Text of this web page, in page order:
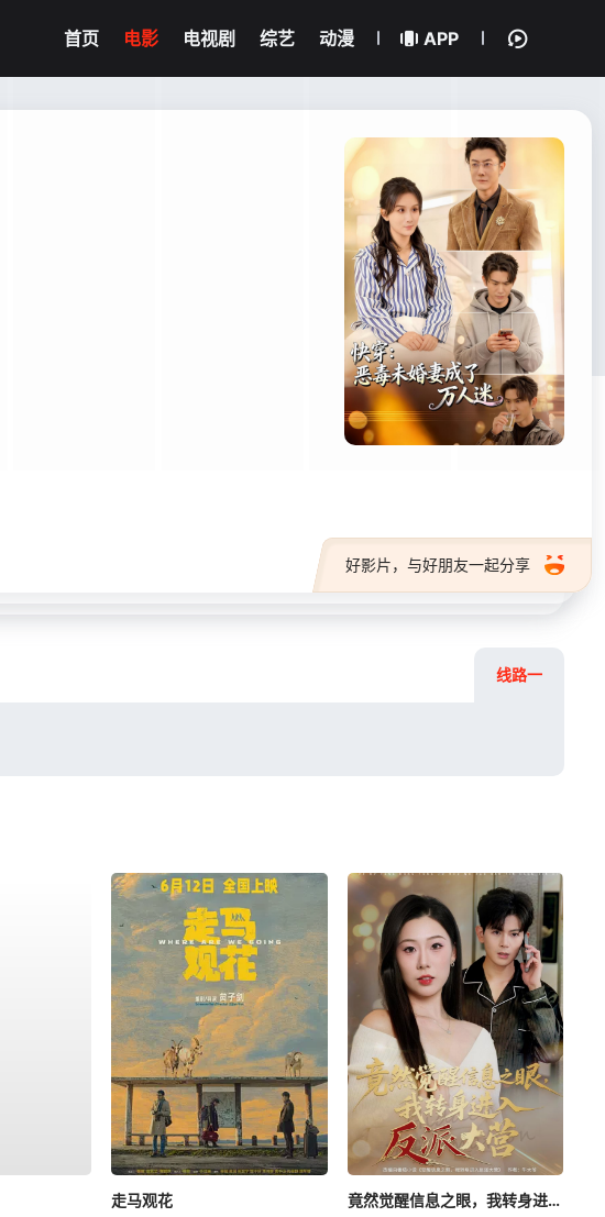
首页 电影 电视剧 综艺 动漫 APP
好影片，与好朋友一起分享
线路一
走马观花
竟然觉醒信息之眼，我转身进入反派大营